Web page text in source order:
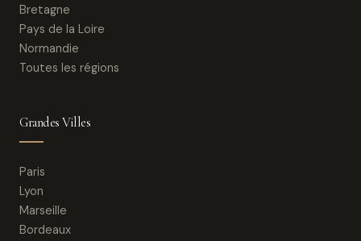
Bretagne
Pays de la Loire
Normandie
Toutes les régions
Grandes Villes
Paris
Lyon
Marseille
Bordeaux